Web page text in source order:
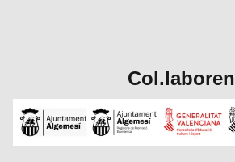
Col.laboren